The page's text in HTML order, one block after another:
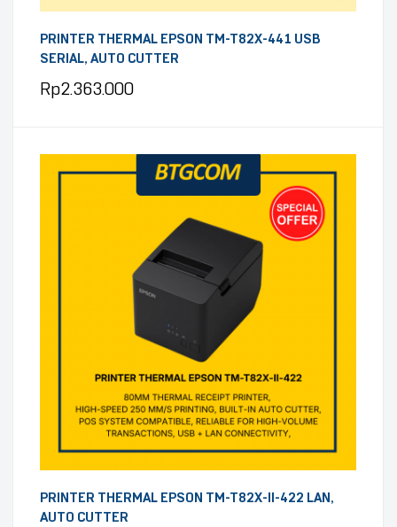
PRINTER THERMAL EPSON TM-T82X-441 USB
SERIAL, AUTO CUTTER
Rp2.363.000
PRINTER THERMAL EPSON TM-T82X-II-422 LAN,
AUTO CUTTER